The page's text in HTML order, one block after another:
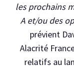
les prochains
A et/ou des
prévient
Alacrité
relatifs au